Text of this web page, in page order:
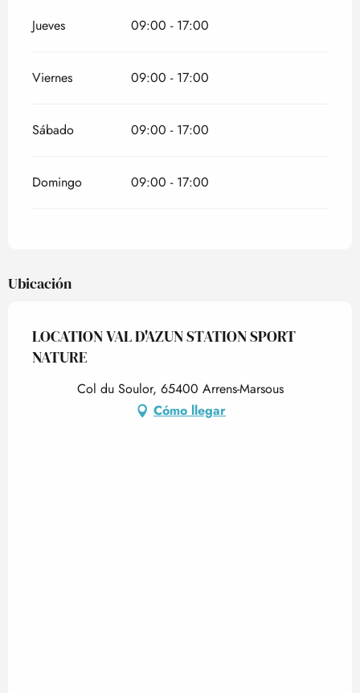
Jueves 09:00 - 17:00
Viernes 09:00 - 17:00
Sábado 09:00 - 17:00
Domingo 09:00 - 17:00
Ubicación
LOCATION VAL D'AZUN STATION SPORT
NATURE
Col du Soulor, 65400 Arrens-Marsous
Cómo llegar